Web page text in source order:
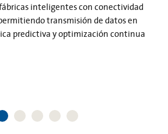
inteligentes con conectividad
transmisión de datos en
predictiva y optimización continua